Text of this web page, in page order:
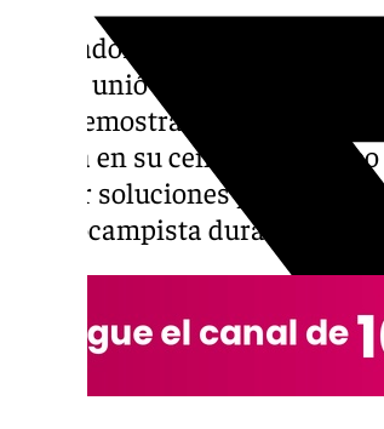
El jugador blanco se
que se unió al Real Madrid.
está demostrando la calidad
notará en su centro del
buscar soluciones para
centrocampista durante las